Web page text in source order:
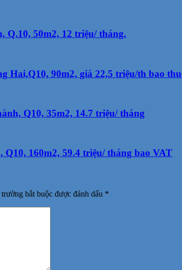
Q.10, 50m2, 12 triệu/ tháng.
Hai,Q10, 90m2, giá 22,5 triệu/th bao
Q10, 35m2, 14.7 triệu/ tháng
160m2, 59.4 triệu/ tháng bao VAT
trường bắt buộc được đánh dấu *